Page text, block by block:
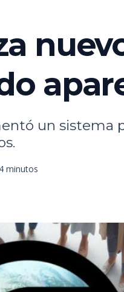
un sistema
minutos